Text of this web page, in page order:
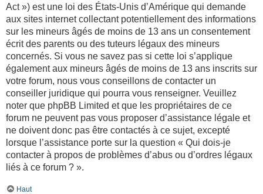
Act ») est une loi des États-Unis d’Amérique qui demande
aux sites internet collectant potentiellement des informations
sur les mineurs âgés de moins de 13 ans un consentement
écrit des parents ou des tuteurs légaux des mineurs
concernés. Si vous ne savez pas si cette loi s’applique
également aux mineurs âgés de moins de 13 ans inscrits sur
votre forum, nous vous conseillons de contacter un
conseiller juridique qui pourra vous renseigner. Veuillez
noter que phpBB Limited et que les propriétaires de ce
forum ne peuvent pas vous proposer d’assistance légale et
ne doivent donc pas être contactés à ce sujet, excepté
lorsque l’assistance porte sur la question « Qui dois-je
contacter à propos de problèmes d’abus ou d’ordres légaux
liés à ce forum ? ».
Haut